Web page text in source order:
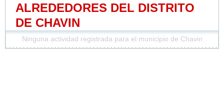
ALREDEDORES DEL DISTRITO
DE CHAVIN
Ninguna actividad registrada para el municipio de Chavin